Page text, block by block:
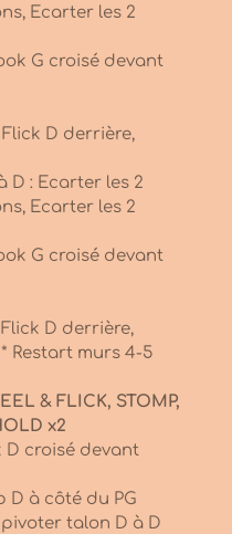
Ecarter les 2
G croisé devant
D
D derrière,
D : Ecarter les 2
Ecarter les 2
G croisé devant
D
D derrière,
Restart murs 4-5
& FLICK, STOMP,
x2
D croisé devant
D à côté du PG
talon D à D